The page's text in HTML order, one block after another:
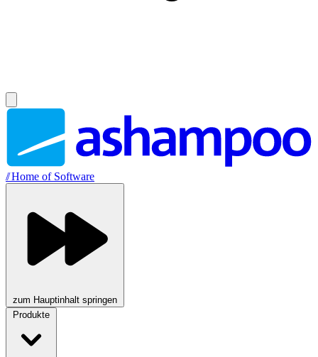
//Home of Software
zum Hauptinhalt springen
Produkte